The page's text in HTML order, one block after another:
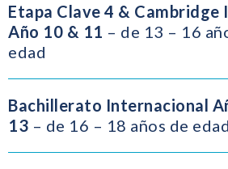
Etapa Clave 4 & Cambridge
Año 10 & 11 – de 13 – 16
edad
Bachillerato Internacional
13 – de 16 – 18 años de edad